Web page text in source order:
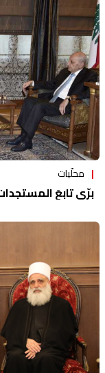
منوعات
محلّيات
برّي تابعَ